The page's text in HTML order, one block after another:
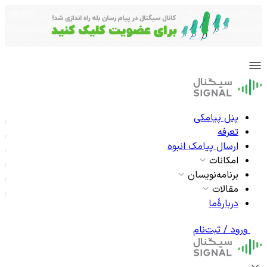
پنل پیامکی
تعرفه
ارسال پیامک انبوه
امکانات
برنامه‌نویسان
مقالات
دربارۀما
ورود / ثبت‌نام